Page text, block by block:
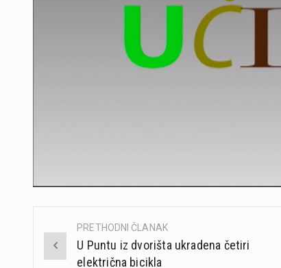
Post
navigation
PRETHODNI ČLANAK
U Puntu iz dvorišta ukradena četiri
električna bicikla